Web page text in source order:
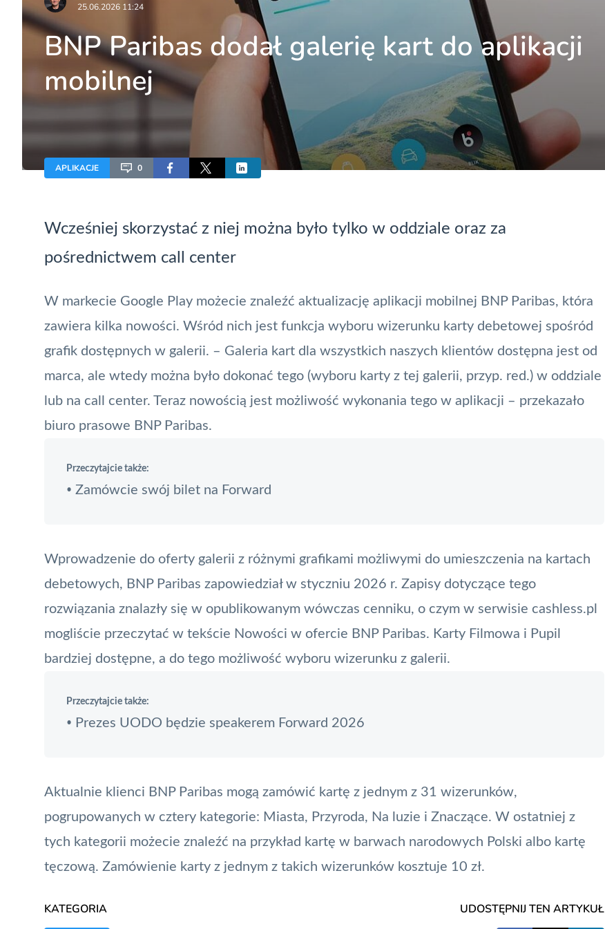
25.06.2026 11:24
BNP Paribas dodał galerię kart do aplikacji
mobilnej
APLIKACJE 0
Wcześniej skorzystać z niej można było tylko w oddziale oraz za
pośrednictwem call center
W markecie Google Play możecie znaleźć aktualizację aplikacji mobilnej BNP Paribas, która
zawiera kilka nowości. Wśród nich jest funkcja wyboru wizerunku karty debetowej spośród
grafik dostępnych w galerii. – Galeria kart dla wszystkich naszych klientów dostępna jest od
marca, ale wtedy można było dokonać tego (wyboru karty z tej galerii, przyp. red.) w oddziale
lub na call center. Teraz nowością jest możliwość wykonania tego w aplikacji – przekazało
biuro prasowe BNP Paribas.
Przeczytajcie także:
• Zamówcie swój bilet na Forward
Wprowadzenie do oferty galerii z różnymi grafikami możliwymi do umieszczenia na kartach
debetowych, BNP Paribas zapowiedział w styczniu 2026 r. Zapisy dotyczące tego
rozwiązania znalazły się w opublikowanym wówczas cenniku, o czym w serwisie cashless.pl
mogliście przeczytać w tekście Nowości w ofercie BNP Paribas. Karty Filmowa i Pupil
bardziej dostępne, a do tego możliwość wyboru wizerunku z galerii.
Przeczytajcie także:
• Prezes UODO będzie speakerem Forward 2026
Aktualnie klienci BNP Paribas mogą zamówić kartę z jednym z 31 wizerunków,
pogrupowanych w cztery kategorie: Miasta, Przyroda, Na luzie i Znaczące. W ostatniej z
tych kategorii możecie znaleźć na przykład kartę w barwach narodowych Polski albo kartę
tęczową. Zamówienie karty z jednym z takich wizerunków kosztuje 10 zł.
KATEGORIA UDOSTĘPNIJ TEN ARTYKUŁ